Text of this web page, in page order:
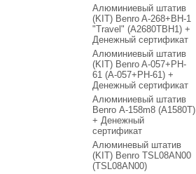
Алюминиевый штатив
(KIT) Benro A-268+BH-1
"Travel" (A2680TBH1) +
Денежный сертификат
Алюминиевый штатив
(KIT) Benro A-057+PH-
61 (A-057+PH-61) +
Денежный сертификат
Алюминиевый штатив
Benro А-158m8 (А1580T)
+ Денежный
сертификат
Алюминевый штатив
(KIT) Benro TSL08AN00
(TSL08AN00)